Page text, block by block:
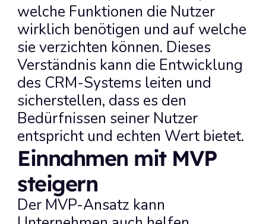
welche Funktionen die Nutzer
wirklich benötigen und auf welche
sie verzichten können. Dieses
Verständnis kann die Entwicklung
des CRM-Systems leiten und
sicherstellen, dass es den
Bedürfnissen seiner Nutzer
entspricht und echten Wert bietet.
Einnahmen mit MVP
steigern
Der MVP-Ansatz kann